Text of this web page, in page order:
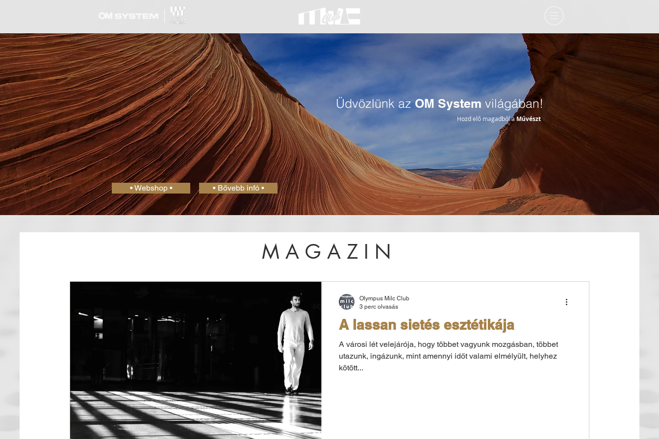
Hozd elő magadból a Művészt
Üdvözlünk az OM System világában!
• Webshop • • Bővebb infó •
A lassan sietés esztétikája
A városi lét velejárója, hogy többet vagyunk mozgásban, többet
utazunk, ingázunk, mint amennyi időt valami elmélyült, helyhez
kötött...
Olympus Milc Club
3 perc olvasás
MAGAZIN